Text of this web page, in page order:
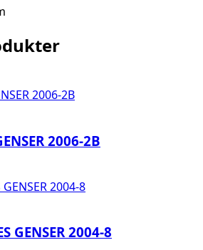
2006-2B
GENSER 2004-8